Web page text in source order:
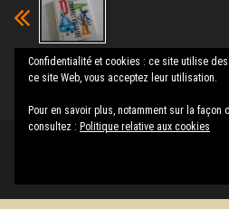
Le Cabaret
Voltaire
Confidentialité et cookies : ce site utilise
ce site Web, vous acceptez leur utilisation.
Pour en savoir plus, notamment sur la
consultez : Politique relative aux cookies